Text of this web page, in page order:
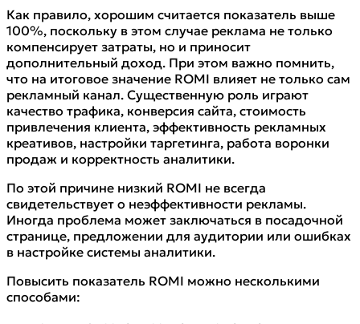
Как правило, хорошим считается показатель выше
100%, поскольку в этом случае реклама не только
компенсирует затраты, но и приносит
дополнительный доход. При этом важно помнить,
что на итоговое значение ROMI влияет не только сам
рекламный канал. Существенную роль играют
качество трафика, конверсия сайта, стоимость
привлечения клиента, эффективность рекламных
креативов, настройки таргетинга, работа воронки
продаж и корректность аналитики.
По этой причине низкий ROMI не всегда
свидетельствует о неэффективности рекламы.
Иногда проблема может заключаться в посадочной
странице, предложении для аудитории или ошибках
в настройке системы аналитики.
Повысить показатель ROMI можно несколькими
способами: